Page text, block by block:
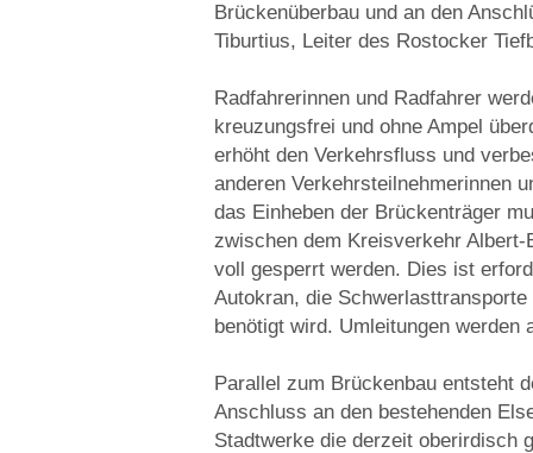
Brückenüberbau und an den
Tiburtius, Leiter des Rostocker
Radfahrerinnen und Radfahrer
kreuzungsfrei und ohne Ampel
erhöht den Verkehrsfluss und
anderen Verkehrsteilnehmerinnen
das Einheben der Brückenträger
zwischen dem Kreisverkehr
voll gesperrt werden. Dies ist
Autokran, die
benötigt wird. Umleitungen werden
Parallel zum Brückenbau entsteht
Anschluss an den bestehenden
Stadtwerke die derzeit oberirdisch